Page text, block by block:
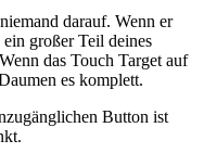
darauf. Wenn er
großer Teil deines
das Touch Target auf
es komplett.
Button ist